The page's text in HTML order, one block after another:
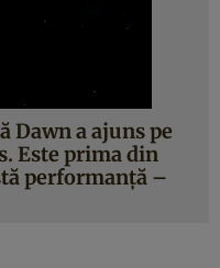
Dawn a ajuns pe
Este prima din
performanţă –